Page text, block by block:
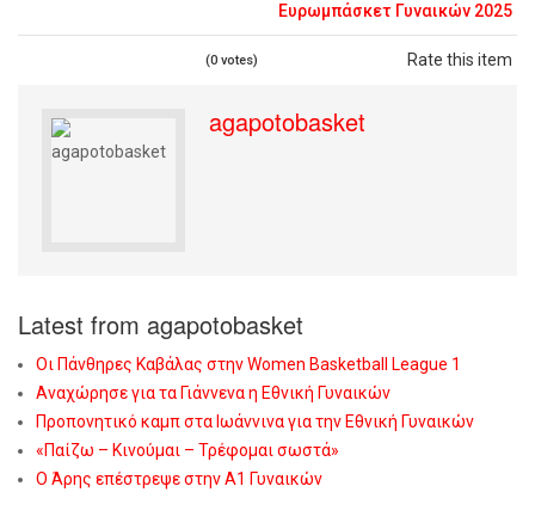
Ευρωμπάσκετ Γυναικών 2025
Rate this item
(0 votes)
agapotobasket
Latest from agapotobasket
Οι Πάνθηρες Καβάλας στην Women Basketball League 1
Αναχώρησε για τα Γιάννενα η Εθνική Γυναικών
Προπονητικό καμπ στα Ιωάννινα για την Εθνική Γυναικών
«Παίζω – Κινούμαι – Τρέφομαι σωστά»
Ο Άρης επέστρεψε στην Α1 Γυναικών